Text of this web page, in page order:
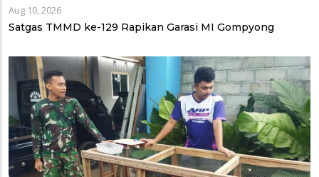
Aug 10, 2026
Satgas TMMD ke-129 Rapikan Garasi MI Gompyong